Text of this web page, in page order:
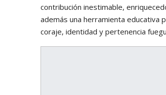
contribución inestimable,
además una herramienta educativa
coraje, identidad y pertenencia